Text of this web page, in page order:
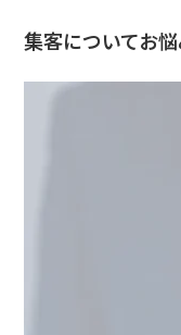
集客についてお